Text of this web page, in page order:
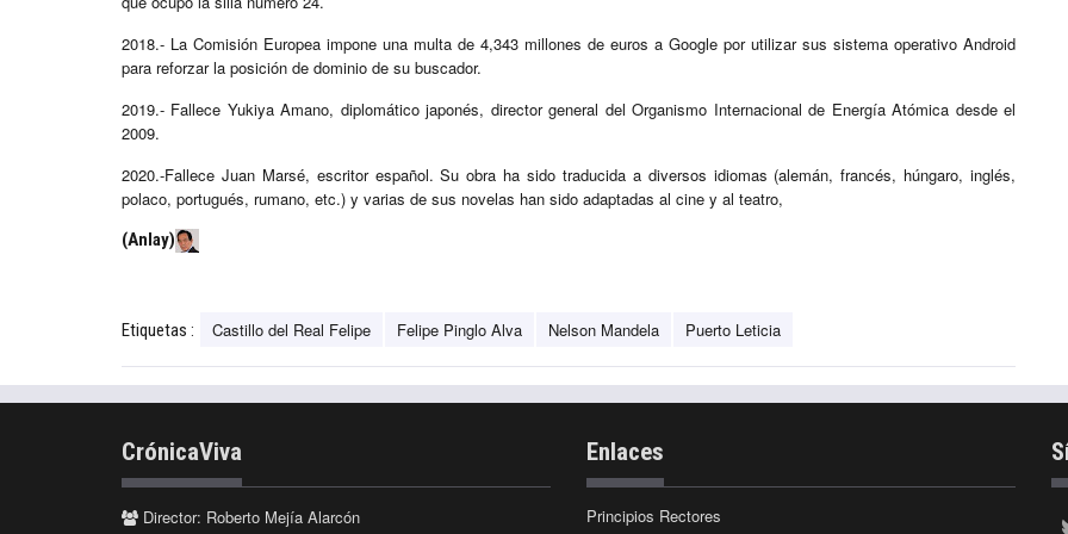
2018.- La Comisión Europea impone una multa de 4,343 millones de euros a Google por utilizar sus sistema operativo Android
para reforzar la posición de dominio de su buscador.
2019.- Fallece Yukiya Amano, diplomático japonés, director general del Organismo Internacional de Energía Atómica desde el
2009.
2020.-Fallece Juan Marsé, escritor español. Su obra ha sido traducida a diversos idiomas (alemán, francés, húngaro, inglés,
polaco, portugués, rumano, etc.) y varias de sus novelas han sido adaptadas al cine y al teatro,
(Anlay)
Etiquetas : Castillo del Real Felipe Felipe Pinglo Alva Nelson Mandela Puerto Leticia
CrónicaViva
Director: Roberto Mejía Alarcón
Enlaces
Principios Rectores